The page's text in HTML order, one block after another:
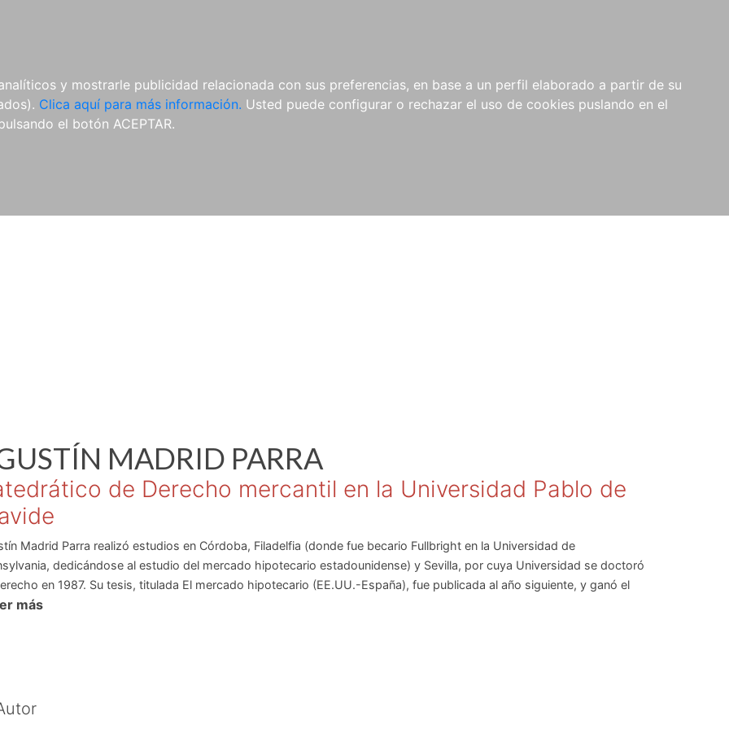
y mostrarle publicidad relacionada con sus preferencias, en base a un perfil elaborado a partir de su
Clica aquí para más información. Usted puede configurar o rechazar el uso de cookies puslando en el
el botón ACEPTAR.
E-BOOKS
LibrosAutoresColecciones
MADRID PARRA
de Derecho mercantil en la Universidad Pablo de
Madrid Parra realizó estudios en Córdoba, Filadelfia (donde fue becario Fullbright en la Universidad de
dedicándose al estudio del mercado hipotecario estadounidense) y Sevilla, por cuya Universidad se doctoró
en 1987. Su tesis, titulada El mercado hipotecario (EE.UU.-España), fue publicada al año siguiente, y ganó el
Tesis Doctoral otorgado por el Monte de Piedad y Caja de Ahorros de Córdoba.
investigadora se ha desarrollado en el ámbito del derecho del sistema financiero, el mercado de valores y la
más